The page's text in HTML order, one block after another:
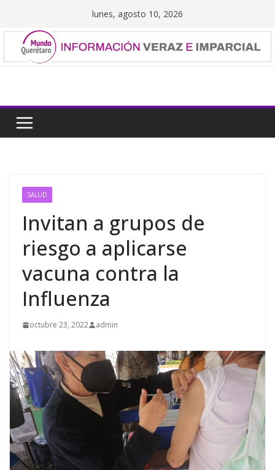
contenido
lunes, agosto 10, 2026
SALUD
Invitan a grupos de
riesgo a aplicarse
vacuna contra la
Influenza
octubre 23, 2022 admin